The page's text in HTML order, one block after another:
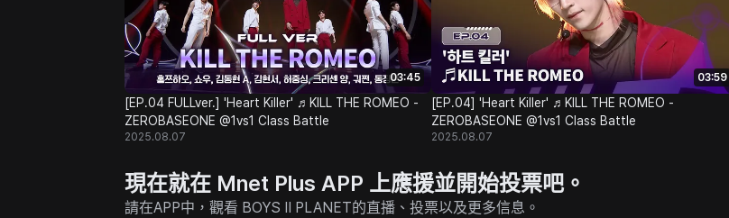
03:45
[EP.04 FULLver.] 'Heart Killer' ♬KILL THE ROMEO -
ZEROBASEONE @1vs1 Class Battle
2025.08.07
03:59
[EP.04] 'Heart Killer' ♬KILL THE ROMEO -
ZEROBASEONE @1vs1 Class Battle
2025.08.07
現在就在 Mnet Plus APP 上應援並開始投票吧。
請在APP中，觀看 BOYS II PLANET的直播、投票以及更多信息。